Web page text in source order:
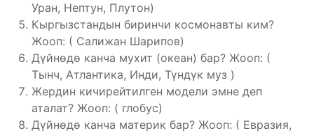
Уран, Нептун, Плутон)
Кыргызстандын биринчи космонавты ким?
Жооп: ( Салижан Шарипов)
Дүйнөдө канча мухит (океан) бар? Жооп: (
Тынч, Атлантика, Инди, Түндүк муз )
Жердин кичирейтилген модели эмне деп
аталат? Жооп: ( глобус)
Дүйнөдө канча материк бар? Жооп: ( Евразия,